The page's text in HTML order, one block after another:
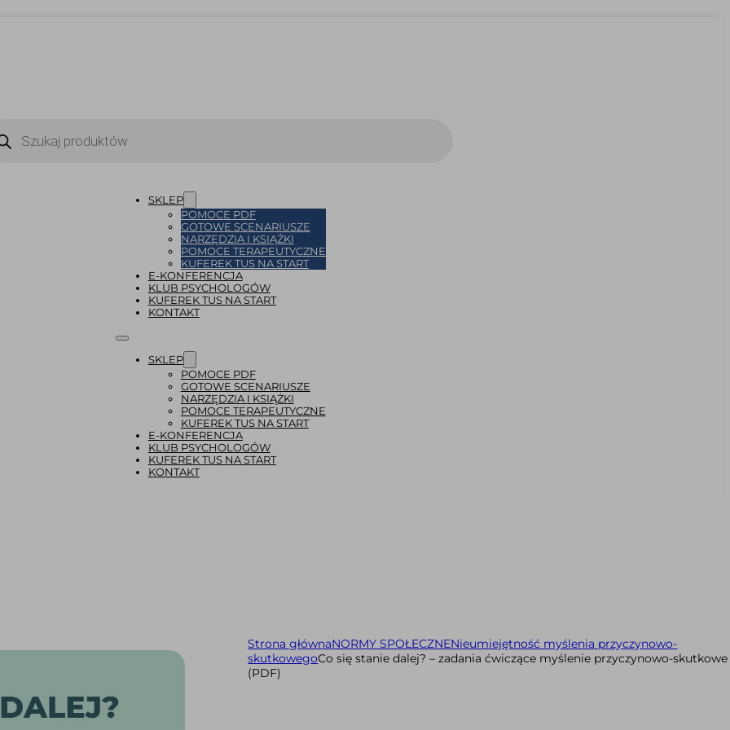
SKLEP
POMOCE PDF
GOTOWE SCENARIUSZE
NARZĘDZIA I KSIĄŻKI
POMOCE TERAPEUTYCZNE
KUFEREK TUS NA START
E-KONFERENCJA
KLUB PSYCHOLOGÓW
KUFEREK TUS NA START
KONTAKT
SKLEP
POMOCE PDF
GOTOWE SCENARIUSZE
NARZĘDZIA I KSIĄŻKI
POMOCE TERAPEUTYCZNE
KUFEREK TUS NA START
E-KONFERENCJA
KLUB PSYCHOLOGÓW
KUFEREK TUS NA START
KONTAKT
Strona głównaNORMY SPOŁECZNENieumiejętność myślenia przyczynowo-
skutkowegoCo się stanie dalej? – zadania ćwiczące myślenie przyczynowo-skutkowe
(PDF)